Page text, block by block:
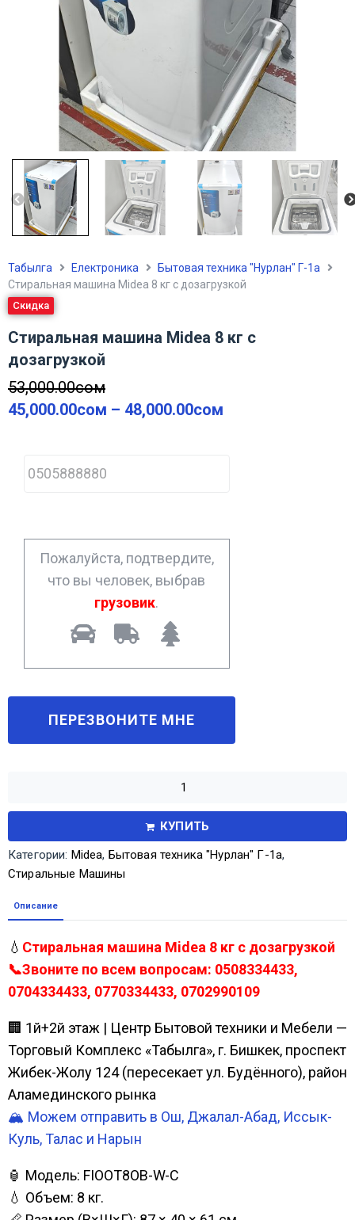
Табылга Електроника
Бытовая техника "Нурлан" Г-1а
Стиральная машина Midea 8 кг с дозагрузкой
Скидка
Стиральная машина Midea 8 кг с
дозагрузкой
53,000.00сом
45,000.00сом – 48,000.00сом
h
o
*
Пожалуйста, подтвердите,
что вы человек, выбрав
грузовик.
КУПИТЬ
Категории: Midea, Бытовая техника "Нурлан" Г-1а,
Стиральные Машины
Описание
💧 Стиральная машина Midea 8 кг с дозагрузкой
📞Звоните по всем вопросам: 0508334433,
0704334433, 0770334433, 0702990109
🏢 1й+2й этаж | Центр Бытовой техники и Мебели —
Торговый Комплекс «Табылга», г. Бишкек, проспект
Жибек-Жолу 124 (пересекает ул. Будённого), район
Аламединского рынка
🏔️ Можем отправить в Ош, Джалал-Абад, Иссык-
Куль, Талас и Нарын
🏮 Модель: FIOOT8OB-W-C
💧 Объем: 8 кг.